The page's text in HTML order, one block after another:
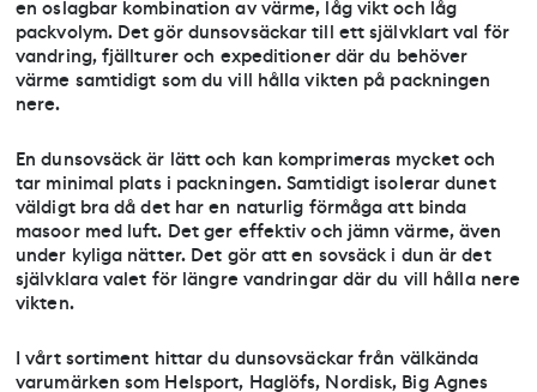
en oslagbar kombination av värme, låg vikt och låg
packvolym. Det gör dunsovsäckar till ett självklart val för
vandring, fjällturer och expeditioner där du behöver
värme samtidigt som du vill hålla vikten på packningen
nere.
En dunsovsäck är lätt och kan komprimeras mycket och
tar minimal plats i packningen. Samtidigt isolerar dunet
väldigt bra då det har en naturlig förmåga att binda
masoor med luft. Det ger effektiv och jämn värme, även
under kyliga nätter. Det gör att en sovsäck i dun är det
självklara valet för längre vandringar där du vill hålla nere
vikten.
I vårt sortiment hittar du dunsovsäckar från välkända
varumärken som Helsport, Haglöfs, Nordisk, Big Agnes